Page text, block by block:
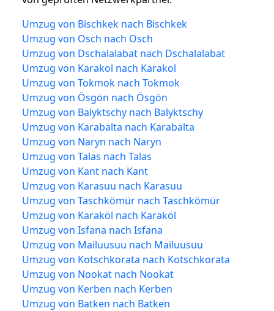
Umzug von Bischkek nach Bischkek
Umzug von Osch nach Osch
Umzug von Dschalalabat nach Dschalalabat
Umzug von Karakol nach Karakol
Umzug von Tokmok nach Tokmok
Umzug von Ösgön nach Ösgön
Umzug von Balyktschy nach Balyktschy
Umzug von Karabalta nach Karabalta
Umzug von Naryn nach Naryn
Umzug von Talas nach Talas
Umzug von Kant nach Kant
Umzug von Karasuu nach Karasuu
Umzug von Taschkömür nach Taschkömür
Umzug von Karaköl nach Karaköl
Umzug von Isfana nach Isfana
Umzug von Mailuusuu nach Mailuusuu
Umzug von Kotschkorata nach Kotschkorata
Umzug von Nookat nach Nookat
Umzug von Kerben nach Kerben
Umzug von Batken nach Batken